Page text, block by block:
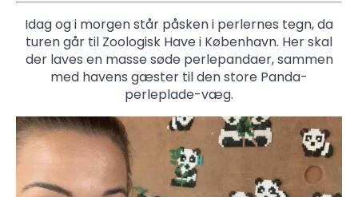
Idag og i morgen står påsken i perlernes tegn, da
turen går til Zoologisk Have i København. Her skal
der laves en masse søde perlepandaer, sammen
med havens gæster til den store Panda-
perleplade-væg.